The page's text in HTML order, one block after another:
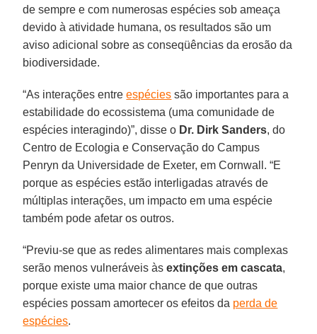
de sempre e com numerosas espécies sob ameaça
devido à atividade humana, os resultados são um
aviso adicional sobre as conseqüências da erosão da
biodiversidade.
“As interações entreespécies são importantes para a
estabilidade do ecossistema (uma comunidade de
espécies interagindo)”, disse o Dr. Dirk Sanders, do
Centro de Ecologia e Conservação do Campus
Penryn da Universidade de Exeter, em Cornwall. “E
porque as espécies estão interligadas através de
múltiplas interações, um impacto em uma espécie
também pode afetar os outros.
“Previu-se que as redes alimentares mais complexas
serão menos vulneráveis àsextinções em cascata,
porque existe uma maior chance de que outras
espécies possam amortecer os efeitos da perda de
espécies.